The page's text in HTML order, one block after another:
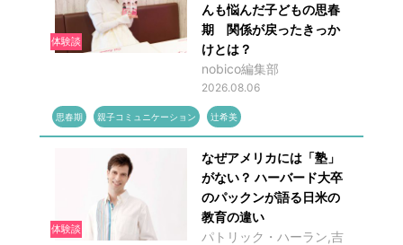
体験談
んも悩んだ子どもの思春
期 関係が戻ったきっか
けとは？
nobico編集部
2026.08.06
思春期 親子コミュニケーション 辻希美
体験談
なぜアメリカには「塾」
がない？ ハーバード大卒
のパックンが語る日米の
教育の違い
パトリック・ハーラン,吉